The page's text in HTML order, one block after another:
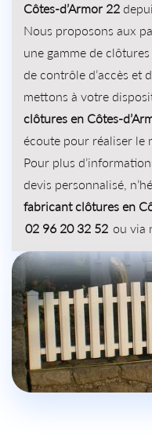
Côtes-d’Armor 22
Nous proposons aux
une gamme de
de contrôle d’accès et
mettons à votre
clôtures en Côtes-
écoute pour réaliser le
Pour plus
devis personnalisé,
fabricant clôtures en
02 96 20 32 52 ou via